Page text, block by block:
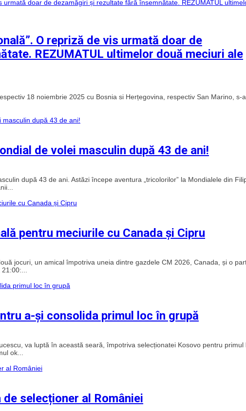
O repriză de vis urmată doar de
REZUMATUL ultimelor două meciuri ale
18 noiembrie 2025 cu Bosnia si Herțegovina, respectiv San Marino, s-
de volei masculin după 43 de ani!
după 43 de ani. Astăzi începe aventura „tricolorilor” la Mondialele din
pentru meciurile cu Canada și Cipru
jocuri, un amical împotriva uneia dintre gazdele CM 2026, Canada, și o
a-și consolida primul loc în grupă
va luptă în această seară, împotriva selecționatei Kosovo pentru primul
ok...
selecționer al României